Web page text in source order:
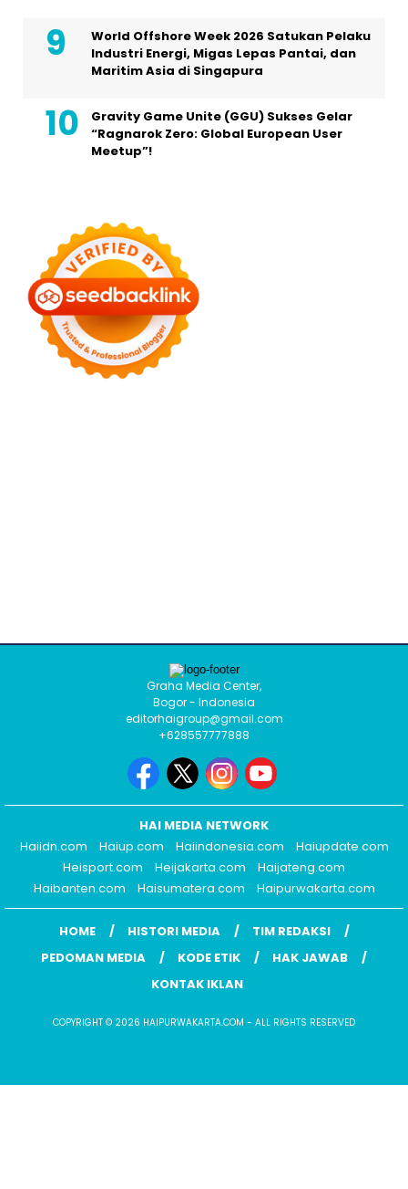
World Offshore Week 2026 Satukan Pelaku
Industri Energi, Migas Lepas Pantai, dan
Maritim Asia di Singapura
Gravity Game Unite (GGU) Sukses Gelar
“Ragnarok Zero: Global European User
Meetup”!
Graha Media Center,
Bogor - Indonesia
editorhaigroup@gmail.com
+628557777888
HAI MEDIA NETWORK
Haiidn.com
Haiup.com Haiindonesia.com
Haiupdate.com
Heisport.com
Heijakarta.com
Haijateng.com
Haibanten.com
Haisumatera.com Haipurwakarta.com
HOME HISTORI MEDIA
TIM REDAKSI
PEDOMAN MEDIA
KODE ETIK
HAK JAWAB
KONTAK IKLAN
COPYRIGHT © 2026 HAIPURWAKARTA.COM - ALL RIGHTS RESERVED